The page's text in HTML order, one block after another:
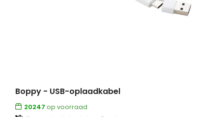
Boppy - USB-oplaadkabel
20247 op voorraad